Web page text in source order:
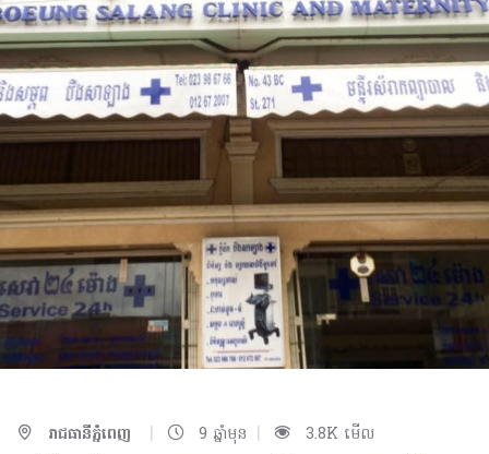
រាជធានីភ្នំពេញ | 9 ឆ្នាំមុន | 3.8K មើល